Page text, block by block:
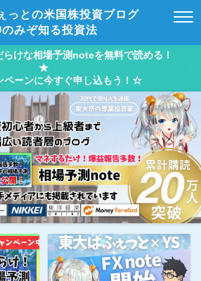
っとの米国株投資ブログ
みぞ知る投資法
けな相場予測noteを無料で読める！
★
ーンに今すぐ申し込もう！☆